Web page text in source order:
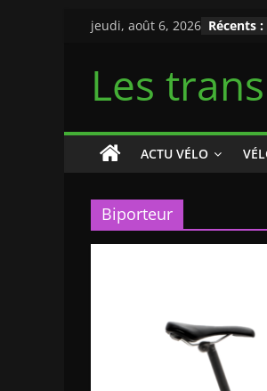
Passerjeudi, août 6, 2026 Récents :
Les
ACTU VÉLO
Biporteur